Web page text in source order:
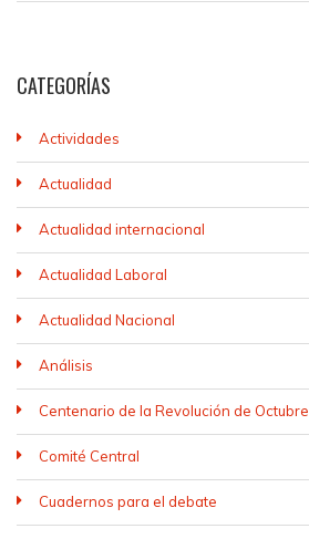
CATEGORÍAS
Actividades
Actualidad
Actualidad internacional
Actualidad Laboral
Actualidad Nacional
Análisis
Centenario de la Revolución de Octubre
Comité Central
Cuadernos para el debate